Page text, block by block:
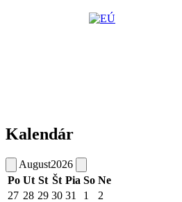
Kalendár
August2026
Po Ut St Št Pia So Ne
27 28 29 30 31 1
2